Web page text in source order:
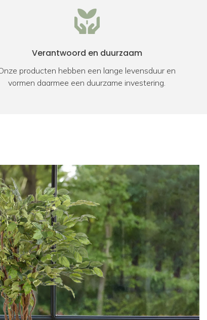
Verantwoord en duurzaam
producten hebben een lange levensduur en
vormen daarmee een duurzame investering.